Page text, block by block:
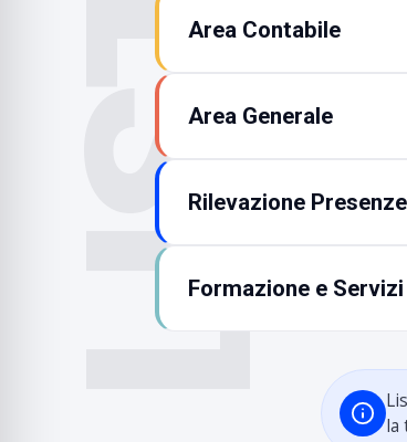
Area Contabile
Area Generale
Rilevazione Presenze
Formazione e Servizi
la